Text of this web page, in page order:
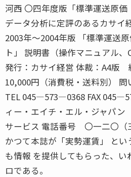
河西 〇四年度版「標準運送原価
データ分析に定評のあるカサイ
2003年〜2004年版 「標準運送
ト」 説明書（操作マニュアル、
発行：カサイ経営 体裁：A4版
10,000円（消費税・送料別）
TEL 045―573―0368 FAX
ィー・エイチ・エル・ジャパ
サービス 電話番号 〇一二〇（
かつて本誌が「実勢運賃」 と
も情報 を提供してもらった、
ロである。